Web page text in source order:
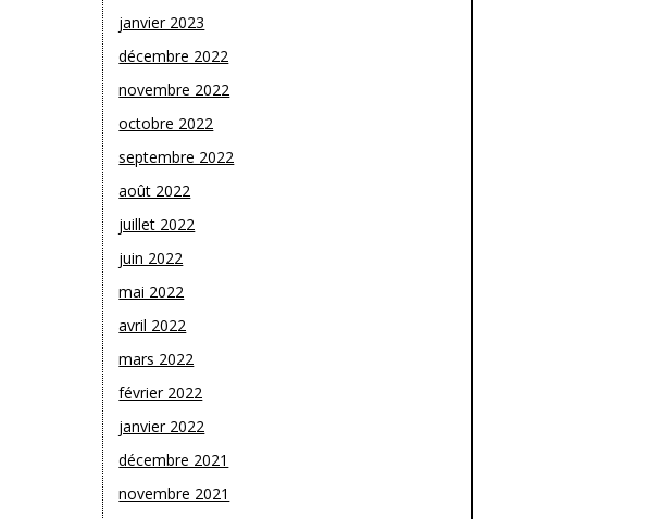
janvier 2023
décembre 2022
novembre 2022
octobre 2022
septembre 2022
août 2022
juillet 2022
juin 2022
mai 2022
avril 2022
mars 2022
février 2022
janvier 2022
décembre 2021
novembre 2021